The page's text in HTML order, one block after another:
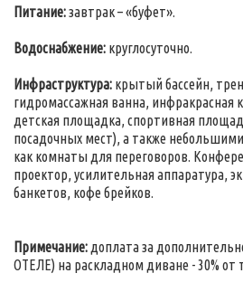
Питание:завтрак – «буфет».
Водоснабжение: круглосуточно.
Инфраструктура: крытый бассейн,
гидромассажная ванна, инфракрасная
детская площадка, спортивная
посадочных мест), а также
как комнаты для переговоров.
проектор, усилительная аппаратура,
банкетов, кофе брейков.
Примечание: доплата за
ОТЕЛЕ) на раскладном диване - 30%